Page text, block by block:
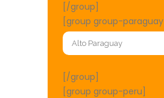
[/group]
[group group-paraguay]
[/group]
[group group-peru]